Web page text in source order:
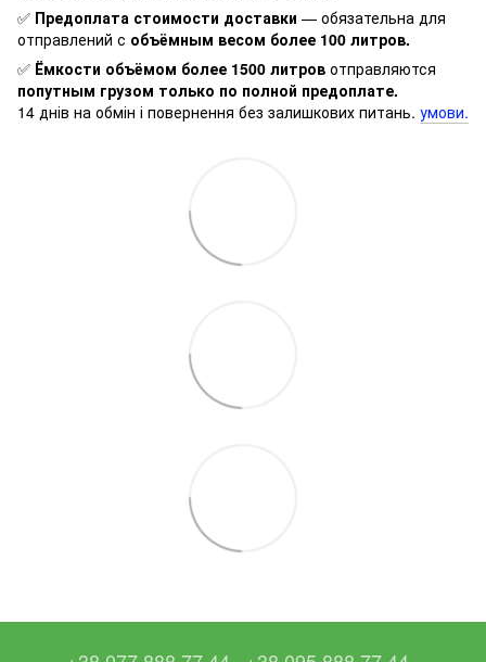
✅ Предоплата стоимости доставки — обязательна для
отправлений с объёмным весом более 100 литров.
✅ Ёмкости объёмом более 1500 литров отправляются
попутным грузом только по полной предоплате.
14 днів на обмін і повернення без залишкових питань. умови.